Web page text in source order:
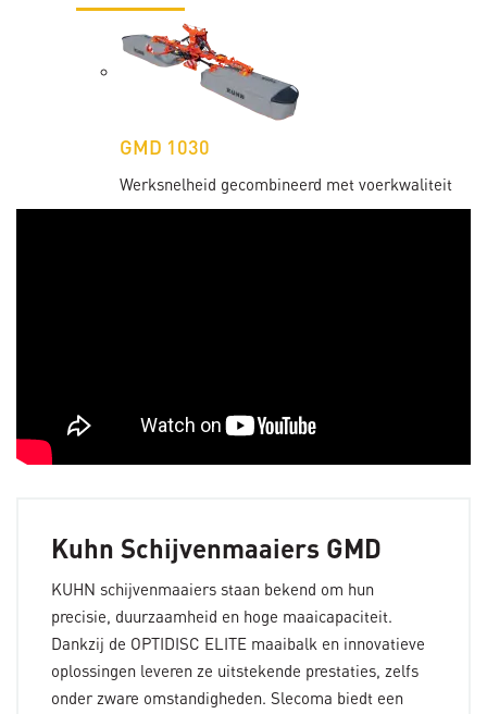
GMD 1030
Werksnelheid gecombineerd met voerkwaliteit
Kuhn Schijvenmaaiers GMD
KUHN schijvenmaaiers staan bekend om hun
precisie, duurzaamheid en hoge maaicapaciteit.
Dankzij de OPTIDISC ELITE maaibalk en innovatieve
oplossingen leveren ze uitstekende prestaties, zelfs
onder zware omstandigheden. Slecoma biedt een